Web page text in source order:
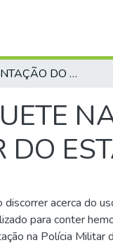
A IMPLEMENTAÇÃO DO TORNIQUETE NA ATIVIDADE OSTENSIVA DA POLÍCIA MILITAR DO ESTADO DE GOIÁS
acerca do
para conter
na Polícia Militar